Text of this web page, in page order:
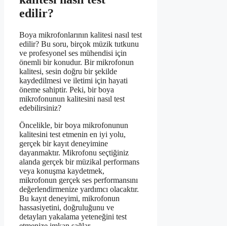
edilir?
Boya mikrofonlarının kalitesi nasıl test
edilir? Bu soru, birçok müzik tutkunu
ve profesyonel ses mühendisi için
önemli bir konudur. Bir mikrofonun
kalitesi, sesin doğru bir şekilde
kaydedilmesi ve iletimi için hayati
öneme sahiptir. Peki, bir boya
mikrofonunun kalitesini nasıl test
edebilirsiniz?
Öncelikle, bir boya mikrofonunun
kalitesini test etmenin en iyi yolu,
gerçek bir kayıt deneyimine
dayanmaktır. Mikrofonu seçtiğiniz
alanda gerçek bir müzikal performans
veya konuşma kaydetmek,
mikrofonun gerçek ses performansını
değerlendirmenize yardımcı olacaktır.
Bu kayıt deneyimi, mikrofonun
hassasiyetini, doğruluğunu ve
detayları yakalama yeteneğini test